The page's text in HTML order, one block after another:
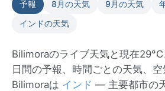
予報 8月の天気 9月の天気
インドの天気
Bilimoraのライブ天気と現在
日間の予報、時間ごとの天気、空
Bilimoraは インド — 主要都市の